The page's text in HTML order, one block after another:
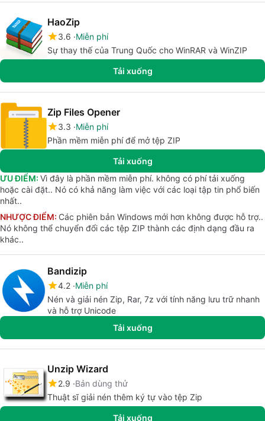
HaoZip
3.6 Miễn phí
Sự thay thế của Trung Quốc cho WinRAR và WinZIP
Tải xuống
Zip Files Opener
3.3 Miễn phí
Phần mềm miễn phí để mở tệp ZIP
Tải xuống
ƯU ĐIỂM: Vì đây là phần mềm miễn phí. không có phí tải xuống
hoặc cài đặt.. Nó có khả năng làm việc với các loại tập tin phổ biến
nhất..
NHƯỢC ĐIỂM: Các phiên bản Windows mới hơn không được hỗ trợ..
Nó không thể chuyển đổi các tệp ZIP thành các định dạng đầu ra
khác..
Bandizip
4.2 Miễn phí
Nén và giải nén Zip, Rar, 7z với tính năng lưu trữ nhanh
và hỗ trợ Unicode
Tải xuống
Unzip Wizard
2.9 Bản dùng thử
Thuật sĩ giải nén thêm ký tự vào tệp Zip
Tải xuống